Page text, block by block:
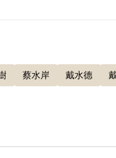
終身，全部財產除酌留
，林金葉的丈夫蔡水岸
林金葉一人將獨生子栽培
蔡水岸 戴水德